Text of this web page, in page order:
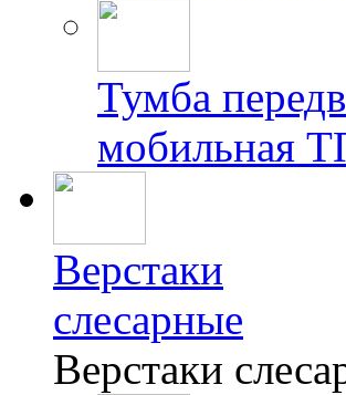
Тумба
мобильная
Верстаки
слесарные
Верстаки